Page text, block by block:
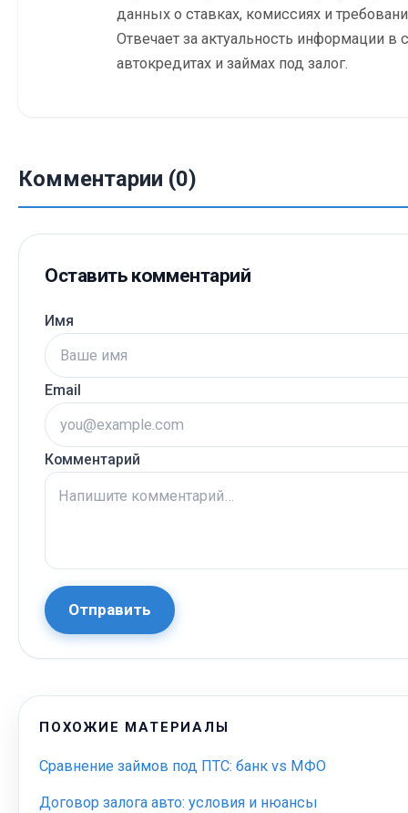
данных о ставках, комиссиях и
Отвечает за актуальность информации в
автокредитах и займах под залог.
Комментарии (0)
Оставить комментарий
Имя
Email
Комментарий
Отправить
ПОХОЖИЕ МАТЕРИАЛЫ
Сравнение займов под ПТС: банк vs МФО
Договор залога авто: условия и нюансы